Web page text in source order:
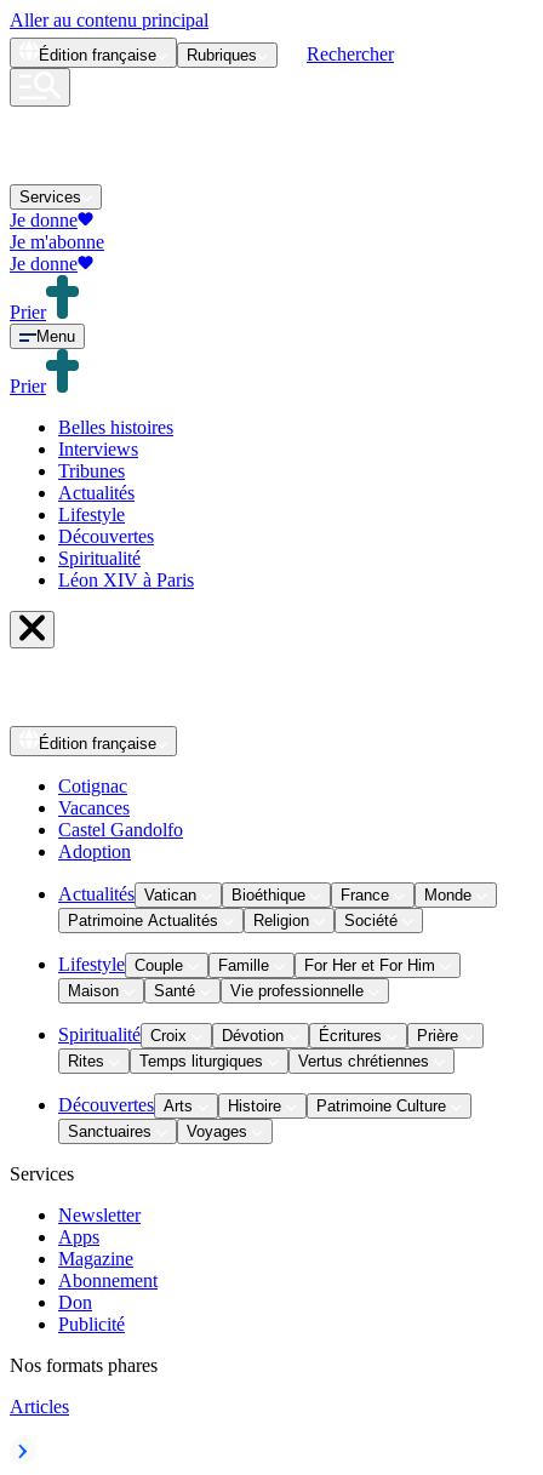
Aller au contenu principal
Édition française Rubriques Rechercher
Services
Je donne
Je m'abonne
Je donne
Prier
Menu
Prier
Belles histoires
Interviews
Tribunes
Actualités
Lifestyle
Découvertes
Spiritualité
Léon XIV à Paris
Édition française
Cotignac
Vacances
Castel Gandolfo
Adoption
Actualités Vatican Bioéthique France
Monde
Patrimoine Actualités
Religion Société
Lifestyle Couple Famille
For Her et For Him
Maison
Santé Vie professionnelle
Spiritualité Croix Dévotion Écritures
Prière
Rites
Temps liturgiques Vertus chrétiennes
Découvertes Arts Histoire
Patrimoine Culture
Sanctuaires
Voyages
Services
Newsletter
Apps
Magazine
Abonnement
Don
Publicité
Nos formats phares
Articles